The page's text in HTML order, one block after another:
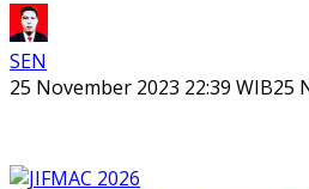
SEN
25 November 2023 22:39 WIB25